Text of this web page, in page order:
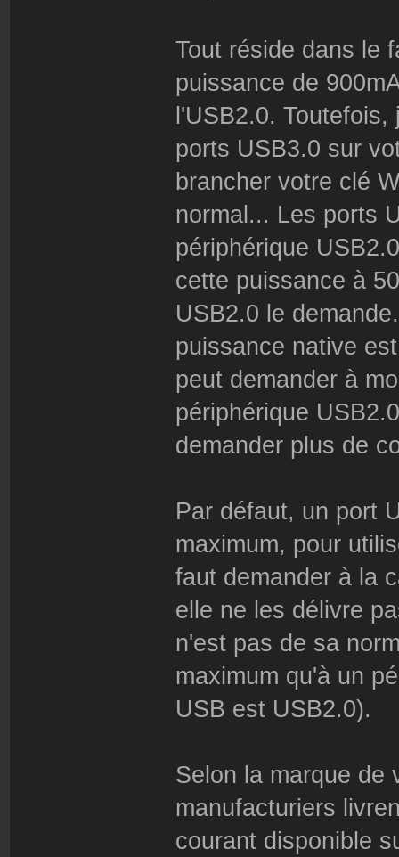
Tout réside dans le
puissance de
l'USB2.0.
ports USB3.0 sur
brancher votre clé
normal... Les ports
périphérique
cette puissance à
USB2.0 le
puissance native
peut demander à
périphérique
demander plus de
Par défaut, un port
maximum, pour
faut demander à la
elle ne les délivre
n'est pas de sa
maximum qu'à un
USB est USB2.0).
Selon la marque de
manufacturiers
courant disponible